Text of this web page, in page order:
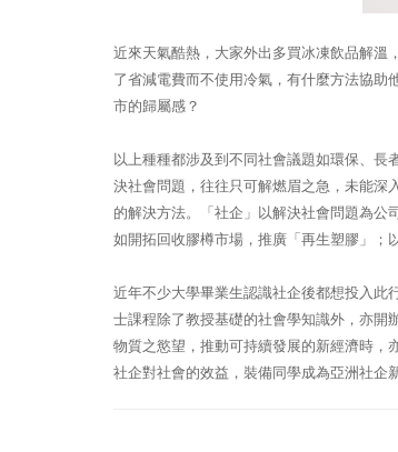
近來天氣酷熱，大家外出多買冰凍飲品解溫
了省減電費而不使用冷氣，有什麼方法協助
市的歸屬感？
以上種種都涉及到不同社會議題如環保、
決社會問題，往往只可解燃眉之急，未能深
的解決方法。「社企」以解決社會問題為公
如開拓回收膠樽市場，推廣「再生塑膠」；
近年不少大學畢業生認識社企後都想投入此
士課程除了教授基礎的社會學知識外，亦開
物質之慾望，推動可持續發展的新經濟時，
社企對社會的效益，裝備同學成為亞洲社企